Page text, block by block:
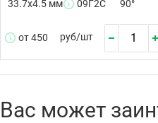
33.7х4.5 мм 09Г2С 90°
от 450 руб/шт
Вас может